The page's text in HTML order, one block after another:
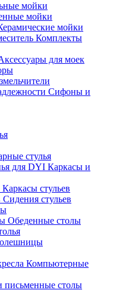
мойки
мойки
мойки
Комплекты
для моек
Сифоны и
стулья
Каркасы и
Каркасы стульев
Сидения стульев
Обеденные столы
Компьютерные